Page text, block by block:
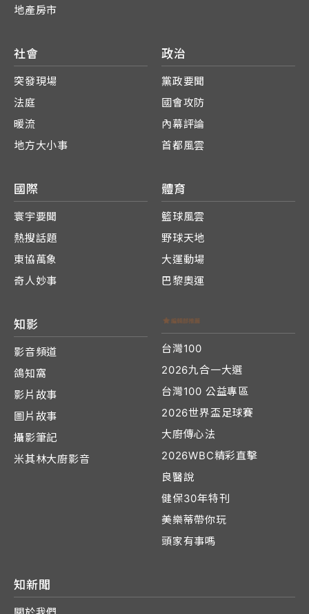
地產房市
社會
突發現場
法庭
暖流
地方大小事
政治
黨政要聞
國會攻防
內幕評論
首都風雲
國際
寰宇要聞
熱搜話題
東協萬象
奇人妙事
體育
籃球風雲
野球天地
大運動場
巴黎奧運
知影
影音頻道
鴿知窩
影片故事
圖片故事
攝影筆記
米其林大廚影音
台灣100
2026九合一大選
台灣100 公益專區
2026世界盃足球賽
大廚傳心法
2026WBC精彩直擊
良醫說
健保30年特刊
美樂蒂帶你玩
頭家有事嗎
知新聞